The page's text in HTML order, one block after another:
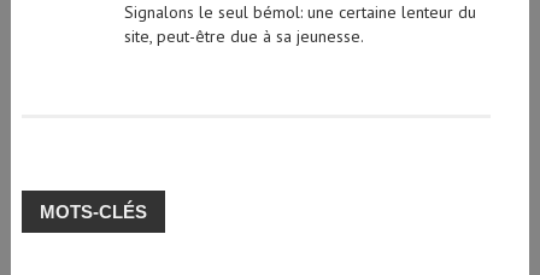
Signalons le seul bémol: une certaine lenteur du
site, peut-être due à sa jeunesse.
MOTS-CLÉS